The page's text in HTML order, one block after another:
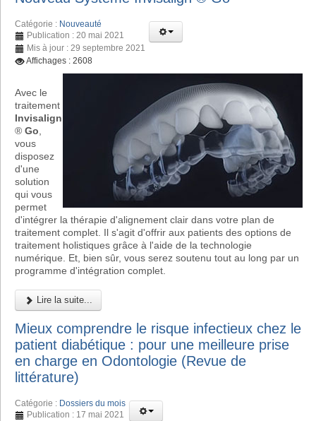
Catégorie : Nouveauté
Publication : 20 mai 2021
Mis à jour : 29 septembre 2021
Affichages : 2608
Avec le
traitement
Invisalign
® Go
vous
disposez
d'une
solution
qui vous
permet
d'intégrer la thérapie d'alignement clair dans votre plan de
traitement complet. Il s'agit d'offrir aux patients des options de
traitement holistiques grâce à l'aide de la technologie
numérique. Et, bien sûr, vous serez soutenu tout au long par un
programme d'intégration complet.
Lire la suite...
Mieux comprendre le risque infectieux chez le
patient diabétique : pour une meilleure prise
en charge en Odontologie (Revue de
littérature)
Catégorie : Dossiers du mois
Publication : 17 mai 2021